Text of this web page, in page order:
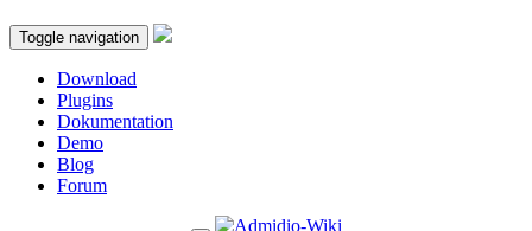
Toggle navigation
Download
Plugins
Dokumentation
Demo
Blog
Forum